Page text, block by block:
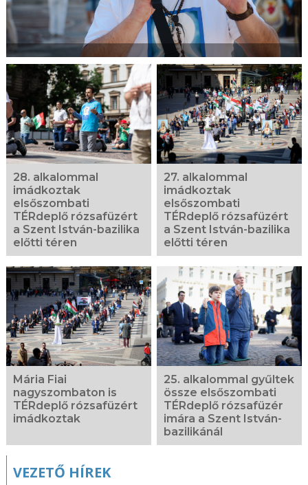
28. alkalommal
imádkoztak
elsőszombati
TÉRdeplő rózsafüzért
a Szent István-bazilika
előtti téren
27. alkalommal
imádkoztak
elsőszombati
TÉRdeplő rózsafüzért
a Szent István-bazilika
előtti téren
Mária Fiai
nagyszombaton is
TÉRdeplő rózsafüzért
imádkoztak
25. alkalommal gyűltek
össze elsőszombati
TÉRdeplő rózsafüzér
imára a Szent István-
bazilikánál
VEZETŐ HÍREK